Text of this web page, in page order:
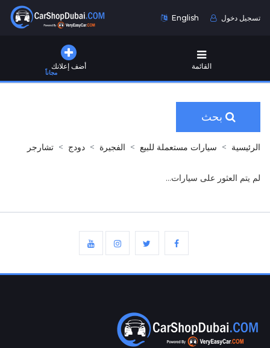
English تسجيل دخول
أضف إعلانك
مجاناً
القائمة
بحث
الرئيسية سيارات مستعملة للبيع الفجيرة دودج تشارجر
لم يتم العثور على سيارات...